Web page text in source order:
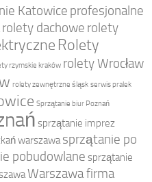
Katowice profesjonalne
rolety dachowe rolety
Rolety
rzymskie kraków rolety Wrocław
rolety zewnętrzne śląsk serwis pralek
Sprzątanie biur Poznań
sprzątanie imprez
warszawa sprzątanie po
pobudowlane sprzątanie
Warszawa firma